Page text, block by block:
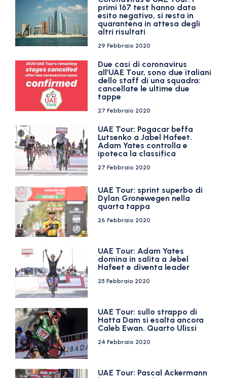
primi 167 test hanno dato
esito negativo, si resta in
quarantena in attesa degli
altri risultati
29 Febbraio 2020
Due casi di coronavirus
all’UAE Tour, sono due italiani
dello staff di una squadra:
cancellate le ultime due
tappe
27 Febbraio 2020
UAE Tour: Pogacar beffa
Lutsenko a Jabel Hafeet.
Adam Yates controlla e
ipoteca la classifica
27 Febbraio 2020
UAE Tour: sprint superbo di
Dylan Gronewegen nella
quarta tappa
26 Febbraio 2020
UAE Tour: Adam Yates
domina in salita a Jebel
Hafeet e diventa leader
25 Febbraio 2020
UAE Tour: sullo strappo di
Hatta Dam si esalta ancora
Caleb Ewan. Quarto Ulissi
24 Febbraio 2020
UAE Tour: Pascal Ackermann